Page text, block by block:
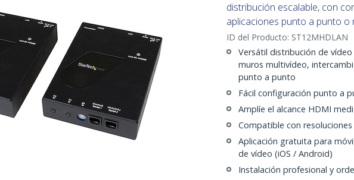
distribución escalable, con
aplicaciones punto a punto o
ID del Producto: ST12MHDLAN
Versátil distribución de
muros multivídeo,
punto a punto
Fácil configuración punto a
Amplíe el alcance HDMI
Compatible con
Aplicación gratuita para
de vídeo (iOS / Android)
Instalación profesional y